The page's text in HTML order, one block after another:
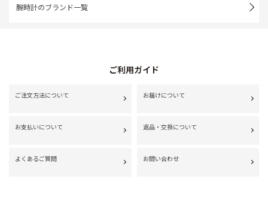
腕時計のブランド一覧
ご利用ガイド
ご注文方法について お届けについて
お支払いについて 返品・交換について
よくあるご質問 お問い合わせ